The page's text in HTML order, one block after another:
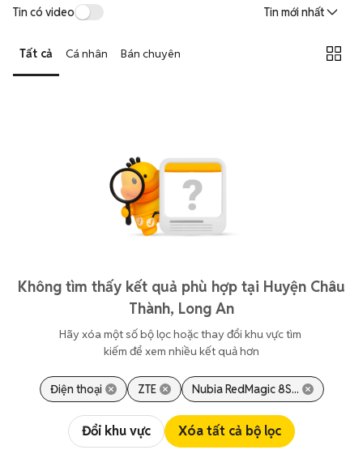
Tin có video Tin mới nhất
Tất cả Cá nhân Bán chuyên
Không tìm thấy kết quả phù hợp tại Huyện Châu
Thành, Long An
Hãy xóa một số bộ lọc hoặc thay đổi khu vực tìm
kiếm để xem nhiều kết quả hơn
Điện thoại ZTE Nubia RedMagic 8S...
Đổi khu vực Xóa tất cả bộ lọc